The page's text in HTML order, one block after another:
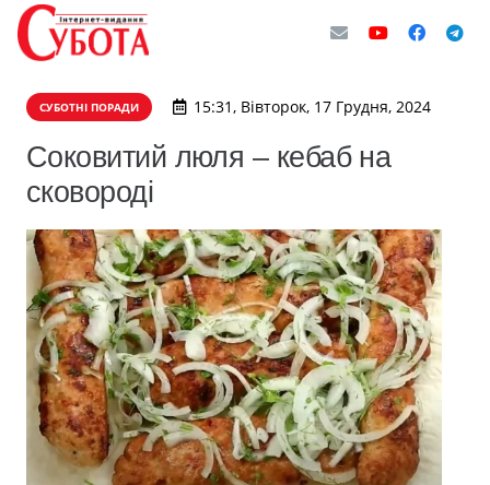
СУБОТНІ ПОРАДИ 15:31, Вівторок, 17 Грудня, 2024
Соковитий люля – кебаб на
сковороді